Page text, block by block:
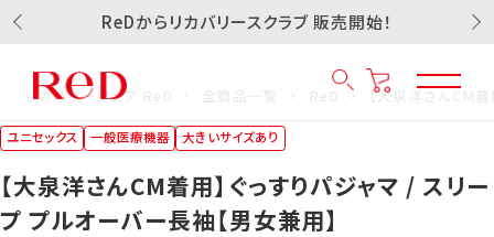
ReDからリカバリースクラブ 販売開始！
リカバリーウェア ReD 【大泉洋さんCM
ユニセックス 一般医療機器 大きいサイズあり
【大泉洋さんCM着用】ぐっすりパジャマ / スリー
プ プルオーバー長袖【男女兼用】